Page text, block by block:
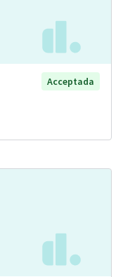
Acceptada